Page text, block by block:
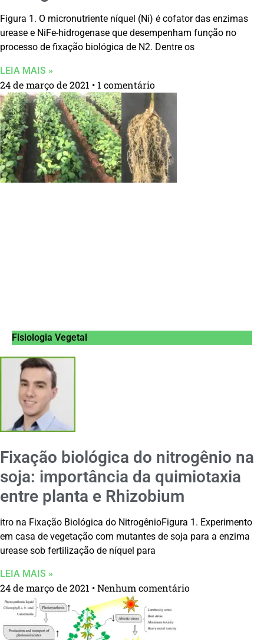
Figura 1. O micronutriente níquel (Ni) é cofator das enzimas
urease e NiFe-hidrogenase que desempenham função no
processo de fixação biológica de N2. Dentre os
LEIA MAIS »
24 de março de 2021 1 comentário
Fisiologia Vegetal
Fixação biológica do nitrogênio na
soja: importância da quimiotaxia
entre planta e Rhizobium
itro na Fixação Biológica do NitrogênioFigura 1. Experimento
em casa de vegetação com mutantes de soja para a enzima
urease sob fertilização de níquel para
LEIA MAIS »
24 de março de 2021 Nenhum comentário